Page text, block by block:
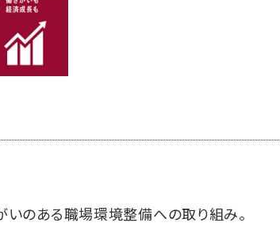
いのある職場環境整備への取り組み。